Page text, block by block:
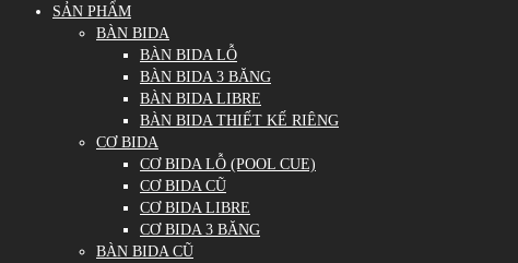
SẢN PHẨM
BÀN BIDA
BÀN BIDA LỖ
BÀN BIDA 3 BĂNG
BÀN BIDA LIBRE
BÀN BIDA THIẾT KẾ RIÊNG
CƠ BIDA
CƠ BIDA LỖ (POOL CUE)
CƠ BIDA CŨ
CƠ BIDA LIBRE
CƠ BIDA 3 BĂNG
BÀN BIDA CŨ